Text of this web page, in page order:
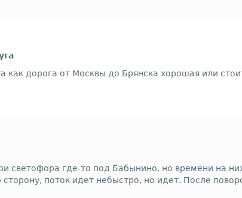
дорога от Москвы до Брянска хорошая или
светофора где-то под Бабынино, но времени на
поток идет небыстро, но идет. После